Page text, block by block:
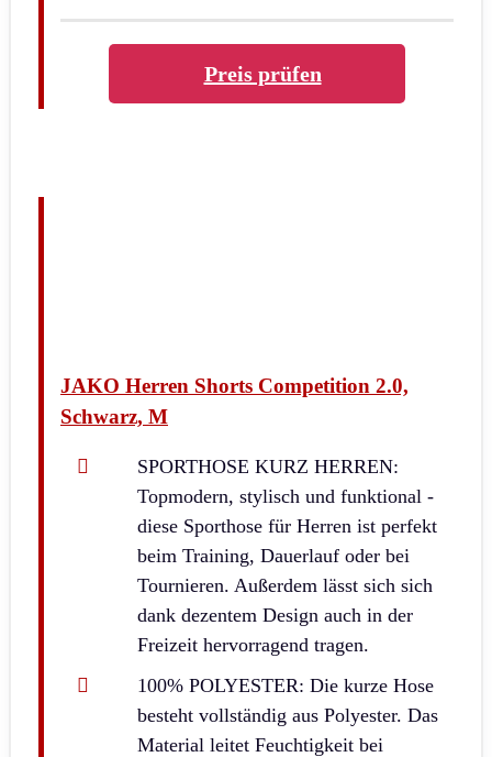
Preis prüfen
JAKO Herren Shorts Competition 2.0,
Schwarz, M
SPORTHOSE KURZ HERREN:
Topmodern, stylisch und funktional -
diese Sporthose für Herren ist perfekt
beim Training, Dauerlauf oder bei
Tournieren. Außerdem lässt sich sich
dank dezentem Design auch in der
Freizeit hervorragend tragen.
100% POLYESTER: Die kurze Hose
besteht vollständig aus Polyester. Das
Material leitet Feuchtigkeit bei